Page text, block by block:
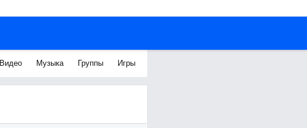
Видео Музыка Группы Игры